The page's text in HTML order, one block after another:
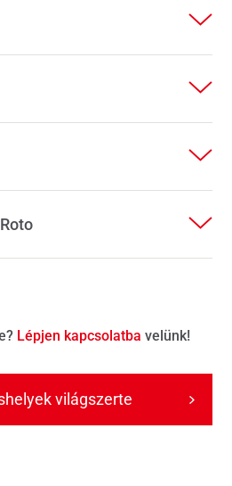
Lépjen kapcsolatba velünk!
világszerte